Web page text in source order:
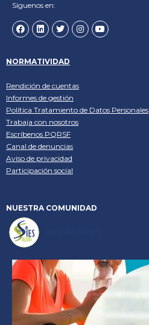
Síguenos en:
NORMATIVIDAD
Rendición de cuentas
Informes de gestión
Política Tratamiento de Datos Personales
Trabaja con nosotros
Escríbenos PQRSF
Canal de denuncias
Aviso de privacidad
Participación social
NUESTRA COMUNIDAD